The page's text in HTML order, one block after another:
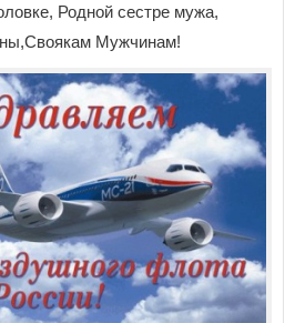
Родной сестре мужа,
Мужчинам!